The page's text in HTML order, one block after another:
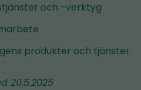
och -verktyg
produkter och tjänster
20.5.2025